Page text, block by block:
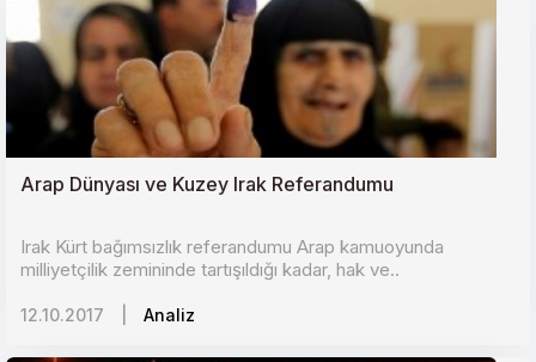
Arap Dünyası ve Kuzey Irak Referandumu
Irak Kürt bağımsızlık referandumu Arap kamuoyunda
milliyetçilik zemininde tartışıldığı kadar, hak ve..
12.10.2017 Analiz